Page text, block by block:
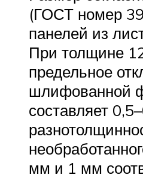
(ГОСТ номер
панелей из
При толщине
предельное
шлифованной
составляет
мм и 1 мм